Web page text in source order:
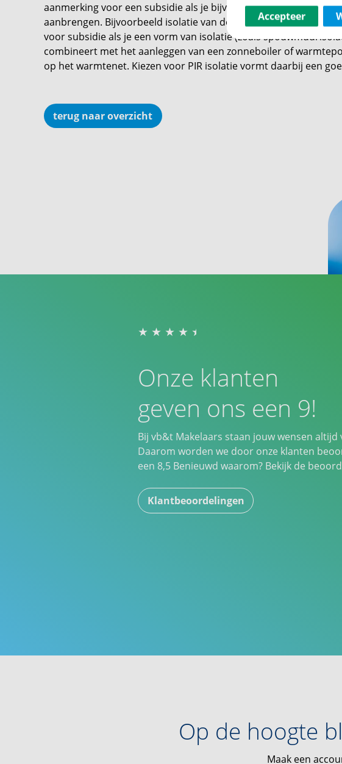
aanmerking voor een subsidie als je bijvoorbeeld twee of meer
aanbrengen. Bijvoorbeeld isolatie van de vloer én de zolder. Ook
voor subsidie als je een vorm van isolatie (zoals
combineert met het aanleggen van een zonneboiler of
op het warmtenet. Kiezen voor PIR isolatie vormt daarbij een
terug naar overzicht
Onze klanten
geven ons een 9!
Bij vb&t Makelaars staan jouw wensen altijd
Daarom worden we door onze klanten
een 8,5 Benieuwd waarom? Bekijk de
Klantbeoordelingen
Op de hoogte
Maak een
Accepteer